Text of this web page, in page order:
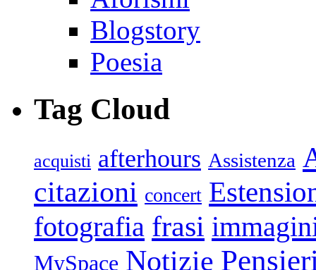
Blogstory
Poesia
Tag Cloud
acquisti afterhours Assistenza
citazioni concert
fotografia frasi
MySpace Notizie